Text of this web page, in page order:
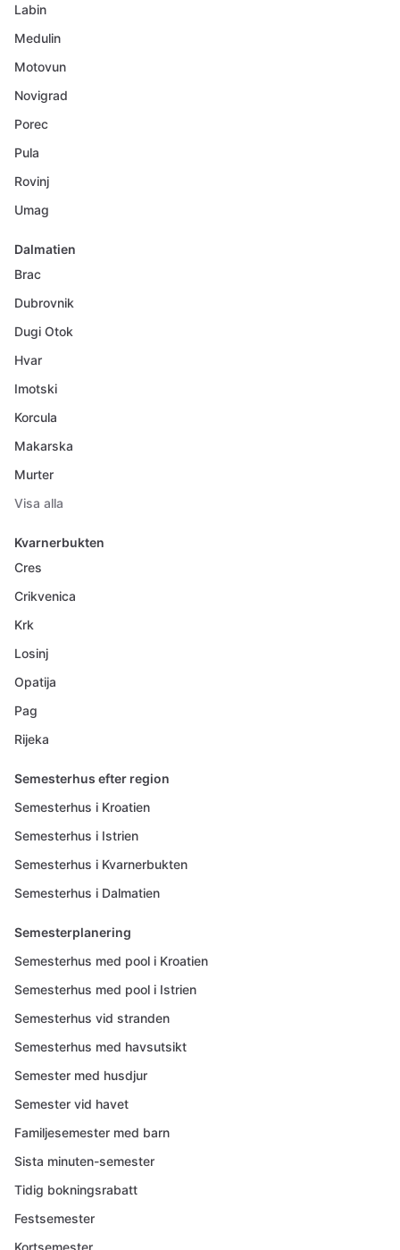
Labin
Medulin
Motovun
Novigrad
Porec
Pula
Rovinj
Umag
Dalmatien
Brac
Dubrovnik
Dugi Otok
Hvar
Imotski
Korcula
Makarska
Murter
Visa alla
Kvarnerbukten
Cres
Crikvenica
Krk
Losinj
Opatija
Pag
Rijeka
Semesterhus efter region
Semesterhus i Kroatien
Semesterhus i Istrien
Semesterhus i Kvarnerbukten
Semesterhus i Dalmatien
Semesterplanering
Semesterhus med pool i Kroatien
Semesterhus med pool i Istrien
Semesterhus vid stranden
Semesterhus med havsutsikt
Semester med husdjur
Semester vid havet
Familjesemester med barn
Sista minuten-semester
Tidig bokningsrabatt
Festsemester
Kortsemester